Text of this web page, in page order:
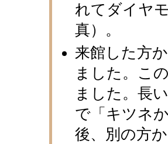
れてダイヤ
真）。
来館した方
ました。こ
ました。長
で「キツネ
後、別の方